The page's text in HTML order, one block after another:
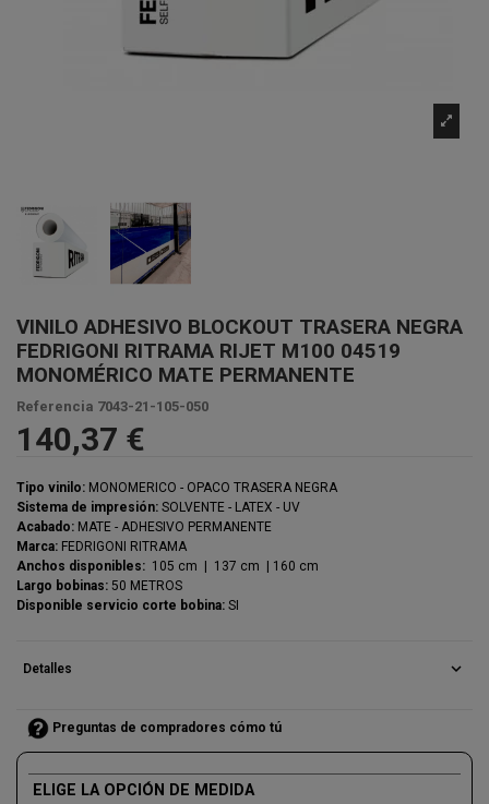
VINILO ADHESIVO BLOCKOUT TRASERA NEGRA
FEDRIGONI RITRAMA RIJET M100 04519
MONOMÉRICO MATE PERMANENTE
Referencia 7043-21-105-050
140,37 €
Tipo vinilo: MONOMERICO - OPACO TRASERA NEGRA
Sistema de impresión: SOLVENTE - LATEX - UV
Acabado: MATE - ADHESIVO PERMANENTE
Marca: FEDRIGONI RITRAMA
Anchos disponibles: 105 cm | 137 cm | 160 cm
Largo bobinas: 50 METROS
Disponible servicio corte bobina: SI
Detalles expand_more
Preguntas de compradores cómo tú
ELIGE LA OPCIÓN DE MEDIDA